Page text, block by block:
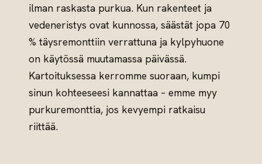
ilman raskasta purkua. Kun rakenteet ja
vedeneristys ovat kunnossa, säästät jopa 70
% täysremonttiin verrattuna ja kylpyhuone
on käytössä muutamassa päivässä.
Kartoituksessa kerromme suoraan, kumpi
sinun kohteeseesi kannattaa – emme myy
purkuremonttia, jos kevyempi ratkaisu
riittää.